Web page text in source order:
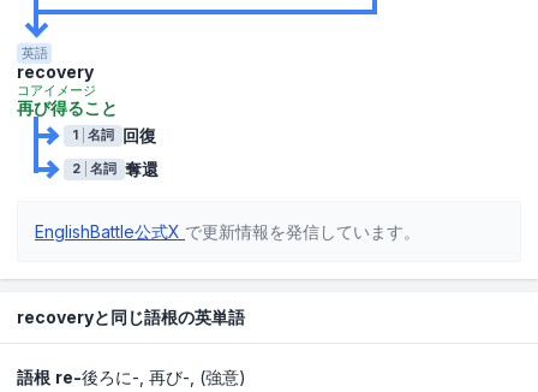
英語
recovery
コアイメージ
再び得ること
1 名詞 回復
2 名詞 奪還
EnglishBattle公式X で更新情報を発信しています。
recoveryと同じ語根の英単語
語根 re-後ろに- 再び- (強意)